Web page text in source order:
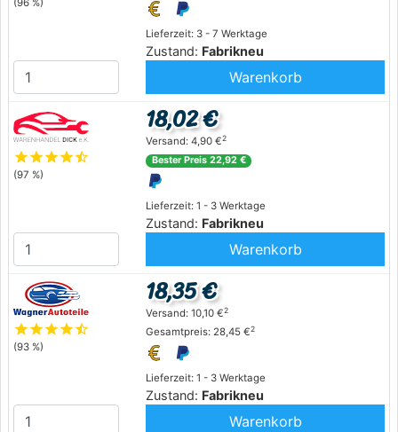
(96 %)
Lieferzeit: 3 - 7 Werktage
Zustand: Fabrikneu
Warenkorb
starstarstarstarstar_half
(97 %)
Lieferzeit: 1 - 3 Werktage
Zustand: Fabrikneu
18,02 €
Versand: 4,90 €2
Bester Preis 22,92 €
Warenkorb
starstarstarstarstar_half
(93 %)
Lieferzeit: 1 - 3 Werktage
Zustand: Fabrikneu
18,35 €
Versand: 10,10 €2
Gesamtpreis: 28,45 €2
Warenkorb